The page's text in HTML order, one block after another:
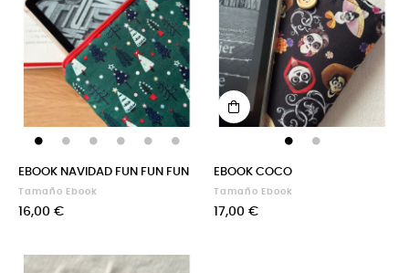
EBOOK NAVIDAD FUN FUN FUN
Tamaño Ebook
Precio
16,00 €
EBOOK COCO
Tamaño Ebook
Precio
17,00 €